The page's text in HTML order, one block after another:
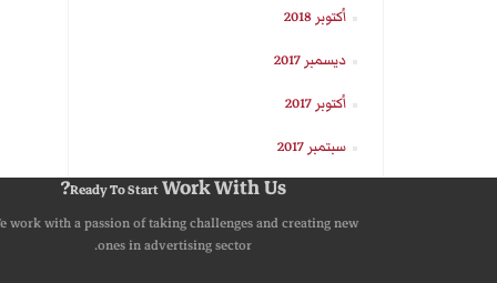
أكتوبر 2018
ديسمبر 2017
أكتوبر 2017
سبتمبر 2017
Ready To StartWork With Us?
work with a passion of taking challenges and creating new
ones in advertising sector.